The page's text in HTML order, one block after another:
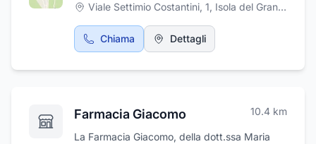
Viale Settimio Costantini, 1, Isola del Gran Sasso d'Italia
Chiama Dettagli
Farmacia Giacomo 10.4 km
La Farmacia Giacomo, della dott.ssa Maria